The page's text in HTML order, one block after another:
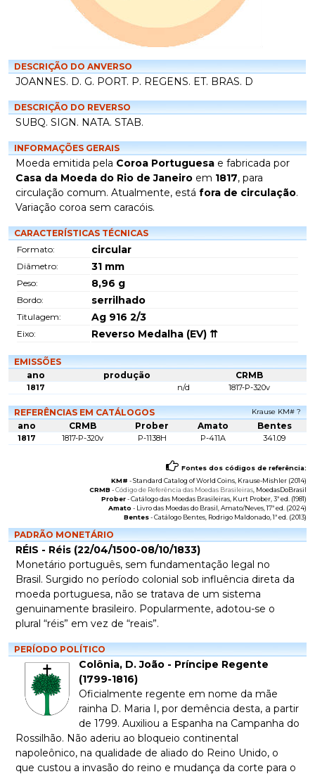
DESCRIÇÃO DO ANVERSO
JOANNES. D. G. PORT. P. REGENS. ET. BRAS. D
DESCRIÇÃO DO REVERSO
SUBQ. SIGN. NATA. STAB.
INFORMAÇÕES GERAIS
Moeda emitida pela Coroa Portuguesa e fabricada por
Casa da Moeda do Rio de Janeiro em 1817, para
circulação comum. Atualmente, está fora de circulação.
Variação coroa sem caracóis.
CARACTERÍSTICAS TÉCNICAS
Formato:
circular
Diâmetro: 31 mm
Peso: 8,96 g
Bordo: serrilhado
Titulagem: Ag 916 2/3
Eixo: Reverso Medalha (EV) ⇈
EMISSÕES
ano
produção CRMB
1817 n/d 1817-P-320v
REFERÊNCIAS EM CATÁLOGOS Krause KM# ?
ano CRMB Prober Amato Bentes
1817 1817-P-320v P-1138H P-411A 341.09
Fontes dos códigos de referência:
KM# -Standard Catalog of World Coins , Krause-Mishler (2014)
CRMB -Código de Referência das Moedas Brasileiras , MoedasDoBrasil
Prober-Catálogo das Moedas Brasileiras , Kurt Prober, 3ª ed. (1981)
Amato - Livro das Moedas do Brasil , Amato/Neves, 17ª ed. (2024)
Bentes-Catálogo Bentes , Rodrigo Maldonado, 1ª ed. (2013)
PADRÃO MONETÁRIO
RÉIS - Réis (22/04/1500-08/10/1833)
Monetário português, sem fundamentação legal no
Brasil. Surgido no período colonial sob influência direta da
moeda portuguesa, não se tratava de um sistema
genuinamente brasileiro. Popularmente, adotou-se o
plural “réis” em vez de “reais”.
PERÍODO POLÍTICO
Colônia, D. João - Príncipe Regente
(1799-1816)
Oficialmente regente em nome da mãe
rainha D. Maria I, por demência desta, a partir
de 1799. Auxiliou a Espanha na Campanha do
Rossilhão. Não aderiu ao bloqueio continental
napoleônico, na qualidade de aliado do Reino Unido, o
que custou a invasão do reino e mudança da corte para o